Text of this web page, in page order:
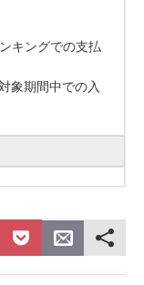
キングでの支払
象期間中での入